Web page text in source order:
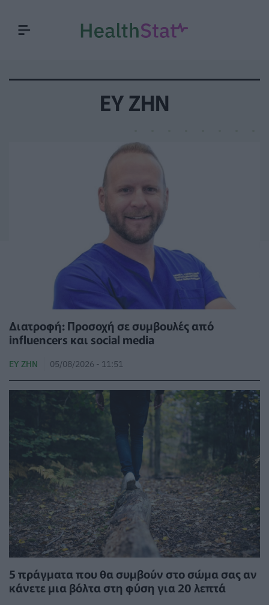
ΕΥ ΖΗΝ
Διατροφή: Προσοχή σε συμβουλές από
influencers και social media
ΕΥ ΖΗΝ 05/08/2026 - 11:51
5 πράγματα που θα συμβούν στο σώμα σας αν
κάνετε μια βόλτα στη φύση για 20 λεπτά